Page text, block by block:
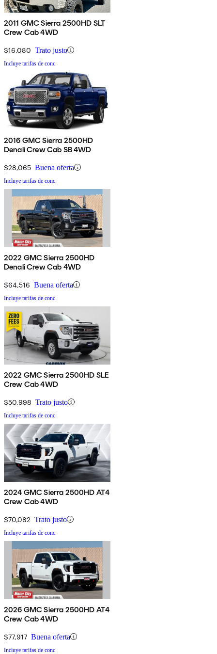
2011 GMC Sierra 2500HD SLT
Crew Cab 4WD
$16,080 Trato justo
Incluye tarifas de conc.
2016 GMC Sierra 2500HD
Denali Crew Cab SB 4WD
$28,065 Buena oferta
Incluye tarifas de conc.
2022 GMC Sierra 2500HD
Denali Crew Cab 4WD
$64,516 Buena oferta
Incluye tarifas de conc.
2022 GMC Sierra 2500HD SLE
Crew Cab 4WD
$50,998 Trato justo
Incluye tarifas de conc.
2024 GMC Sierra 2500HD AT4
Crew Cab 4WD
$70,082 Trato justo
Incluye tarifas de conc.
2026 GMC Sierra 2500HD AT4
Crew Cab 4WD
$77,917 Buena oferta
Incluye tarifas de conc.